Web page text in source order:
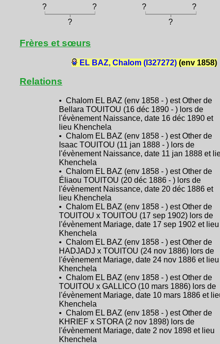
? ? ?
?
?
?
Frères et sœurs
EL BAZ, Chalom (I327272)(env 1858)
Relations
• Chalom EL BAZ (env 1858 - ) est Other de
Bellara TOUITOU (16 déc 1890 - ) lors de
l'évènement Naissance, date 16 déc 1890 et
lieu Khenchela
• Chalom EL BAZ (env 1858 - ) est Other de
Isaac TOUITOU (11 jan 1888 - ) lors de
l'évènement Naissance, date 11 jan 1888 et
Khenchela
• Chalom EL BAZ (env 1858 - ) est Other de
Éliaou TOUITOU (20 déc 1886 - ) lors de
l'évènement Naissance, date 20 déc 1886 et
lieu Khenchela
• Chalom EL BAZ (env 1858 - ) est Other de
TOUITOU x TOUITOU (17 sep 1902) lors de
l'évènement Mariage, date 17 sep 1902 et lieu
Khenchela
• Chalom EL BAZ (env 1858 - ) est Other de
HADJADJ x TOUITOU (24 nov 1886) lors de
l'évènement Mariage, date 24 nov 1886 et lieu
Khenchela
• Chalom EL BAZ (env 1858 - ) est Other de
TOUITOU x GALLICO (10 mars 1886) lors de
l'évènement Mariage, date 10 mars 1886 et
Khenchela
• Chalom EL BAZ (env 1858 - ) est Other de
KHRIEF x STORA (2 nov 1898) lors de
l'évènement Mariage, date 2 nov 1898 et lieu
Khenchela